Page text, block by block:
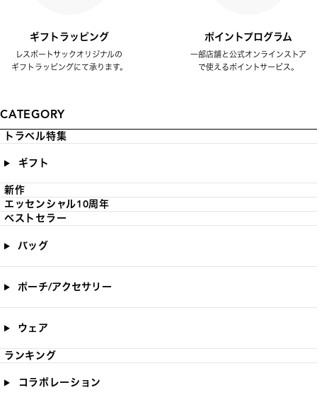
ギフトラッピング
レスポートサックオリジナルの
ギフトラッピングにて承ります。
ポイントプログラム
一部店舗と公式オンラインストア
で使えるポイントサービス。
CATEGORY
トラベル特集
ギフト
新作
エッセンシャル10周年
ベストセラー
バッグ
ポーチ/アクセサリー
ウェア
ランキング
コラボレーション